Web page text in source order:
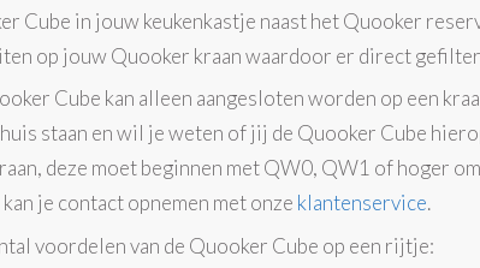
Cube in jouw keukenkastje naast het Quooker
op jouw Quooker kraan waardoor er direct
Cube kan alleen aangesloten worden op een
staan en wil je weten of jij de Quooker Cube
deze moet beginnen met QW0, QW1 of hoger
je contact opnemen met onze klantenservice.
voordelen van de Quooker Cube op een rijtje: